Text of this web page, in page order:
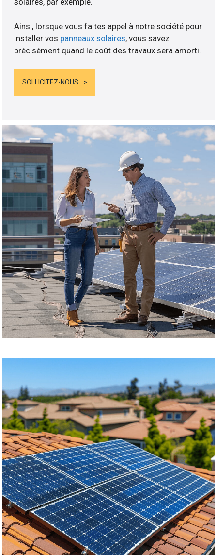
Ainsi, lorsque vous faites appel à notre société pour
installer vos panneaux solaires, vous savez
précisément quand le coût des travaux sera amorti.
SOLLICITEZ-NOUS